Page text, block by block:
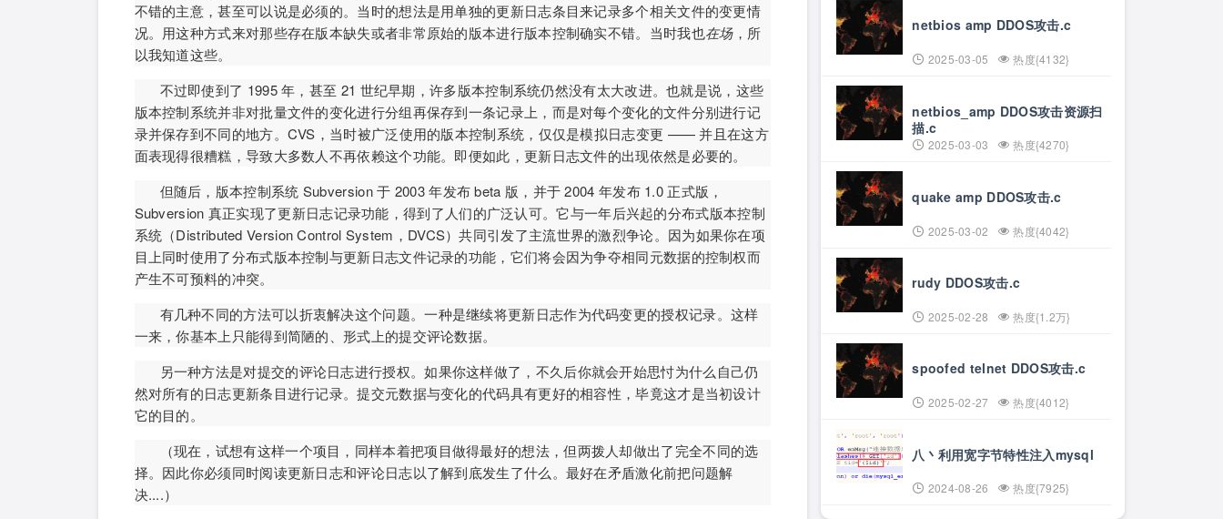
不错的主意，甚至可以说是必须的。当时的想法是用单独的更新日志条目来记录多个相关文件的变更情
况。用这种方式来对那些存在版本缺失或者非常原始的版本进行版本控制确实不错。当时我也在场，所
以我知道这些。
不过即使到了 1995 年，甚至 21 世纪早期，许多版本控制系统仍然没有太大改进。也就是说，这些
版本控制系统并非对批量文件的变化进行分组再保存到一条记录上，而是对每个变化的文件分别进行记
录并保存到不同的地方。CVS，当时被广泛使用的版本控制系统，仅仅是模拟日志变更 —— 并且在这方
面表现得很糟糕，导致大多数人不再依赖这个功能。即便如此，更新日志文件的出现依然是必要的。
但随后，版本控制系统 Subversion 于 2003 年发布 beta 版，并于 2004 年发布 1.0 正式版，
Subversion 真正实现了更新日志记录功能，得到了人们的广泛认可。它与一年后兴起的分布式版本控制
系统（Distributed Version Control System，DVCS）共同引发了主流世界的激烈争论。因为如果你在项
目上同时使用了分布式版本控制与更新日志文件记录的功能，它们将会因为争夺相同元数据的控制权而
产生不可预料的冲突。
有几种不同的方法可以折衷解决这个问题。一种是继续将更新日志作为代码变更的授权记录。这样
一来，你基本上只能得到简陋的、形式上的提交评论数据。
另一种方法是对提交的评论日志进行授权。如果你这样做了，不久后你就会开始思忖为什么自己仍
然对所有的日志更新条目进行记录。提交元数据与变化的代码具有更好的相容性，毕竟这才是当初设计
它的目的。
（现在，试想有这样一个项目，同样本着把项目做得最好的想法，但两拨人却做出了完全不同的选
择。因此你必须同时阅读更新日志和评论日志以了解到底发生了什么。最好在矛盾激化前把问题解
决....）
netbios amp DDOS攻击.c
2025-03-05 热度{4132}
netbios_amp DDOS攻击资源扫
描.c
2025-03-03 热度{4270}
quake amp DDOS攻击.c
2025-03-02 热度{4042}
rudy DDOS攻击.c
2025-02-28 热度{1.2万}
spoofed telnet DDOS攻击.c
2025-02-27 热度{4012}
八丶利用宽字节特性注入mysql
2024-08-26 热度{7925}